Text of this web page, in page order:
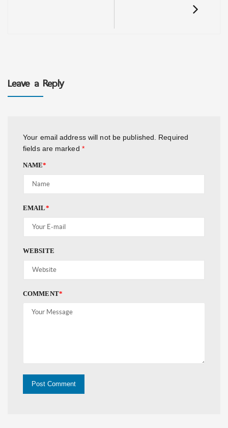
Leave a Reply
Your email address will not be published.
Required
fields are marked *
NAME*
EMAIL*
WEBSITE
COMMENT*